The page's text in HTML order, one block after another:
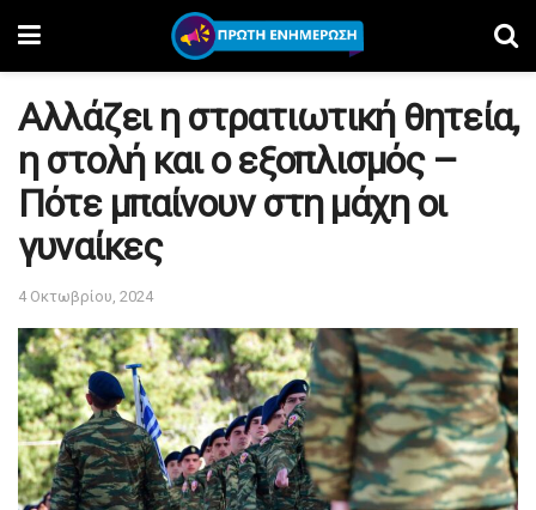
Αλλάζει η στρατιωτική θητεία,
η στολή και ο εξοπλισμός –
Πότε μπαίνουν στη μάχη οι
γυναίκες
4 Οκτωβρίου, 2024